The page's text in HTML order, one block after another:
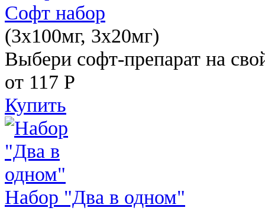
Софт набор
(3x100мг, 3x20мг)
Выбери софт-препарат на
от 117 Р
Купить
Набор "Два в одном"